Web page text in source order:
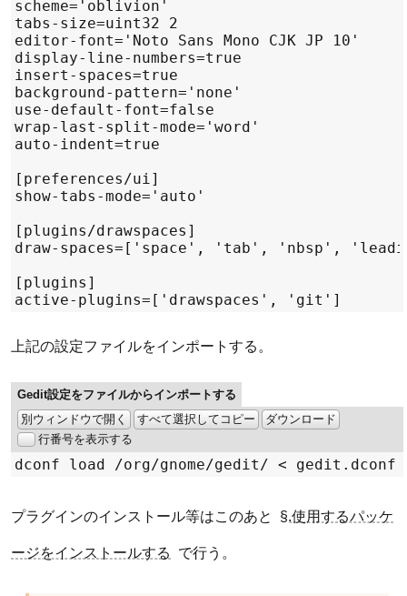
上記の設定ファイルをインポートする。
Gedit設定をファイルからインポートする
別ウィンドウで開く
すべて選択してコピー
ダウンロード
行番号を表示する
dconf load /org/gnome/gedit / <
プラグインのインストール等はこのあと §.使用するパッケ
ージをインストールする で行う。